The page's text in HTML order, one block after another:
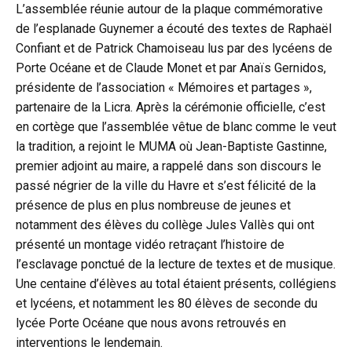
L’assemblée réunie autour de la plaque commémorative
de l’esplanade Guynemer a écouté des textes de Raphaël
Confiant et de Patrick Chamoiseau lus par des lycéens de
Porte Océane et de Claude Monet et par Anaïs Gernidos,
présidente de l’association « Mémoires et partages »,
partenaire de la Licra. Après la cérémonie officielle, c’est
en cortège que l’assemblée vêtue de blanc comme le veut
la tradition, a rejoint le MUMA où Jean-Baptiste Gastinne,
premier adjoint au maire, a rappelé dans son discours le
passé négrier de la ville du Havre et s’est félicité de la
présence de plus en plus nombreuse de jeunes et
notamment des élèves du collège Jules Vallès qui ont
présenté un montage vidéo retraçant l’histoire de
l’esclavage ponctué de la lecture de textes et de musique.
Une centaine d’élèves au total étaient présents, collégiens
et lycéens, et notamment les 80 élèves de seconde du
lycée Porte Océane que nous avons retrouvés en
interventions le lendemain.